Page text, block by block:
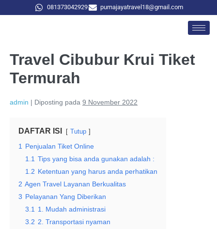
081373042929 purnajayatravel18@gmail.com
Travel Cibubur Krui Tiket
Termurah
admin | Diposting pada 9 November 2022
DAFTAR ISI Tutup
1
Penjualan Tiket Online
1.1 Tips yang bisa anda gunakan adalah :
1.2 Ketentuan yang harus anda perhatikan
2 Agen Travel Layanan Berkualitas
3 Pelayanan Yang Diberikan
3.1
1. Mudah administrasi
3.2 2. Transportasi nyaman